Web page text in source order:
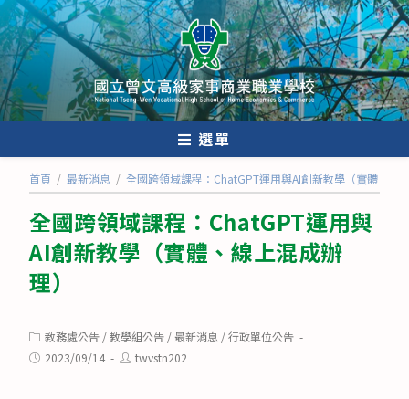
跳
轉
至
主
要
內
選單
首頁 / 最新消息 / 全國跨領域課程：ChatGPT運用與AI創新教學（實體、線
全國跨領域課程：ChatGPT運用與
AI創新教學（實體、線上混成辦
理）
Post
category:
教務處公告 /教學組公告 /最新消息 /行政單位公告
Post2023/09/14
Posttwvstn202